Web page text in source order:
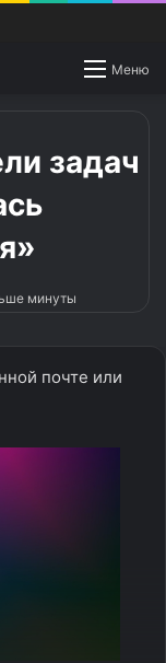
Меню
Switch
задач
минуты
почте или